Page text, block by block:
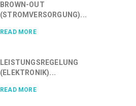
BROWN-OUT
(STROMVERSORGUNG)...
READ MORE
LEISTUNGSREGELUNG
(ELEKTRONIK)...
READ MORE